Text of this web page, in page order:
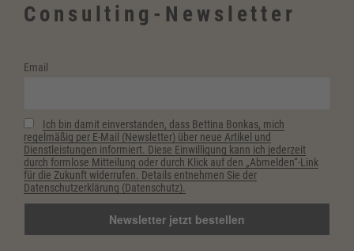
Consulting-Newsletter
Email
Ich bin damit einverstanden, dass Bettina Bonkas, mich
regelmäßig per E-Mail (Newsletter) über neue Artikel und
Dienstleistungen informiert. Diese Einwilligung kann ich jederzeit
durch formlose Mitteilung oder durch Klick auf den „Abmelden“-Link
für die Zukunft widerrufen. Details entnehmen Sie der
Datenschutzerklärung (Datenschutz).